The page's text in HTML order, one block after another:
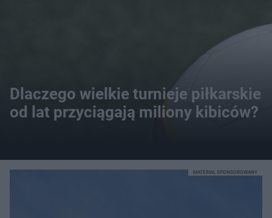
Dlaczego wielkie turnieje piłkarskie
od lat przyciągają miliony kibiców?
MATERIAŁ SPONSOROWANY